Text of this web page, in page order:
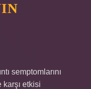
semptomlarını
etkisi